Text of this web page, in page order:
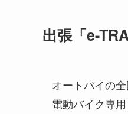
出張「e-
オートバイの
電動バイク専